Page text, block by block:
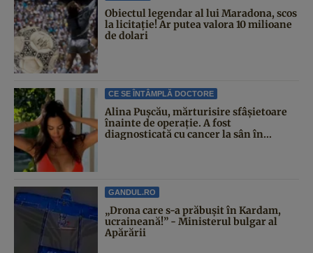
Obiectul legendar al lui Maradona, scos
la licitație! Ar putea valora 10 milioane
de dolari
CE SE ÎNTÂMPLĂ DOCTORE
Alina Pușcău, mărturisire sfâșietoare
înainte de operație. A fost
diagnosticată cu cancer la sân în...
GANDUL.RO
„Drona care s-a prăbușit în Kardam,
ucraineană!” - Ministerul bulgar al
Apărării